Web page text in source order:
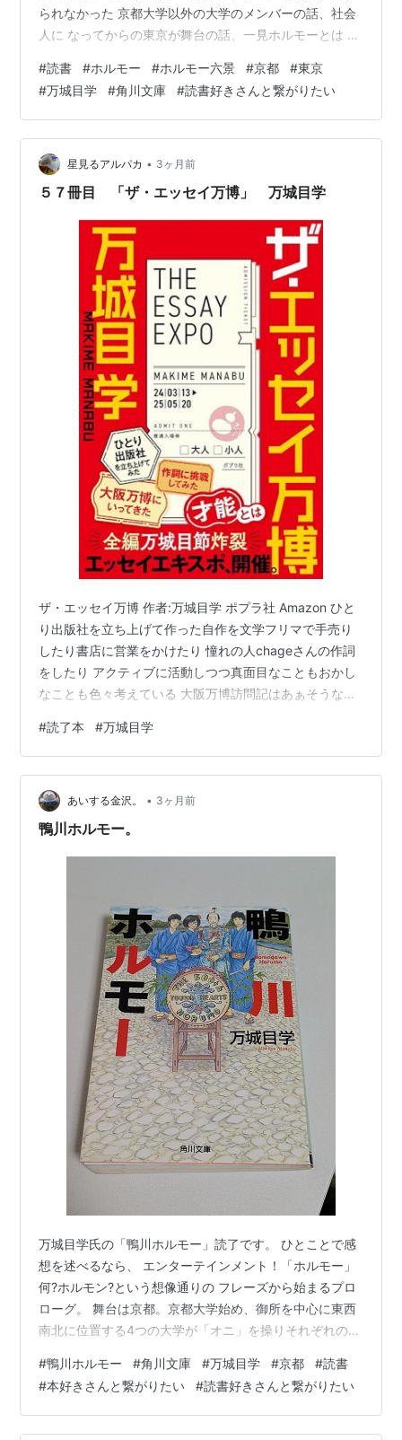
られなかった 京都大学以外の大学のメンバーの話、社会
人に なってからの東京が舞台の話、一見ホルモーとは 関
ティ豊かな6つの話を楽しみました。あまりにも印象深か
ったので、noteにも少し長めに書こうと思います。そし
て、満を持して20年ぶりに完結編が出るそうで楽しみで
しかないです。 6月24日発売、ホルモー燦燦！
www.kadokawa.co.jp
#読書 #ホルモー #ホルモー六景 #京都 #東京
#万城目学 #角川文庫 #読書好きさんと繋がりたい
星見るアルパカ • 3ヶ月前
５７冊目 「ザ・エッセイ万博」 万城目学
ザ・エッセイ万博 作者:万城目学 ポプラ社 Amazon ひと
り出版社を立ち上げて作った自作を文学フリマで手売り
したり書店に営業をかけたり 憧れの人chageさんの作詞
をしたり アクティブに活動しつつ真面目なこともおかし
なことも色々考えている 大阪万博訪問記はあぁそうなん
#読了本 #万城目学
あいする金沢。 • 3ヶ月前
鴨川ホルモー。
万城目学氏の「鴨川ホルモー」読了です。 ひとことで感
想を述べるなら、 エンターテインメント！「ホルモー」
何?ホルモン?という想像通りの フレーズから始まるプロ
ローグ。 舞台は京都。京都大学始め、御所を中心に東西
南北に位置する4つの大学が「オニ」を操りそれぞれの大
バカげてるとか現実味ゼロとか思ったけど 読み始めたら
止まらず、どんどん読み進めたい 気持ちと、読み終わり
たくない気持ちのせめぎ合い でした。そして今読んでい
#鴨川ホルモー #角川文庫 #万城目学 #京都 #読書
#本好きさんと繋がりたい #読書好きさんと繋がりたい